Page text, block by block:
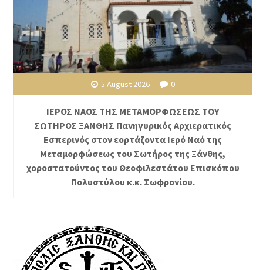
5 August 2026 0
ΙΕΡΟΣ ΝΑΟΣ ΤΗΣ ΜΕΤΑΜΟΡΦΩΣΕΩΣ ΤΟΥ
ΣΩΤΗΡΟΣ ΞΑΝΘΗΣ Πανηγυρικός Αρχιερατικός
Εσπερινός στον εορτάζοντα Ιερό Ναό της
Μεταμορφώσεως του Σωτήρος της Ξάνθης,
χοροστατούντος του Θεοφιλεστάτου Επισκόπου
Πολυστύλου κ.κ. Σωφρονίου.